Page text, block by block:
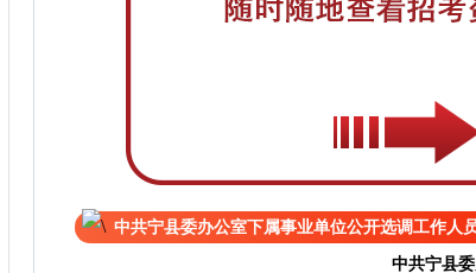
中共宁县委办公室下属事业单位公开选调工作人
中共宁县